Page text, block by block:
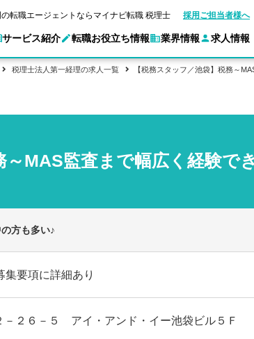
転職エージェントならマイナビ転職 税理士 採用ご担当者様へ
サービス紹介
税理士とは？ ご利用ガイド
キ
非公開求人とは？
ご
転職お役立ち情報
科目合格者の転職
転職活動お役
年収診断
業界情報
企業情報
求人情報
業界別求人情報
会計事務所・税理士法人への転職
税理士法人第一経理の求人一覧 【税務スタッフ／池袋】税務～
～MAS監査まで幅広く経験で
方も多い♪
要項に詳細あり
２６－５ アイ・アンド・イー池袋ビル５Ｆ